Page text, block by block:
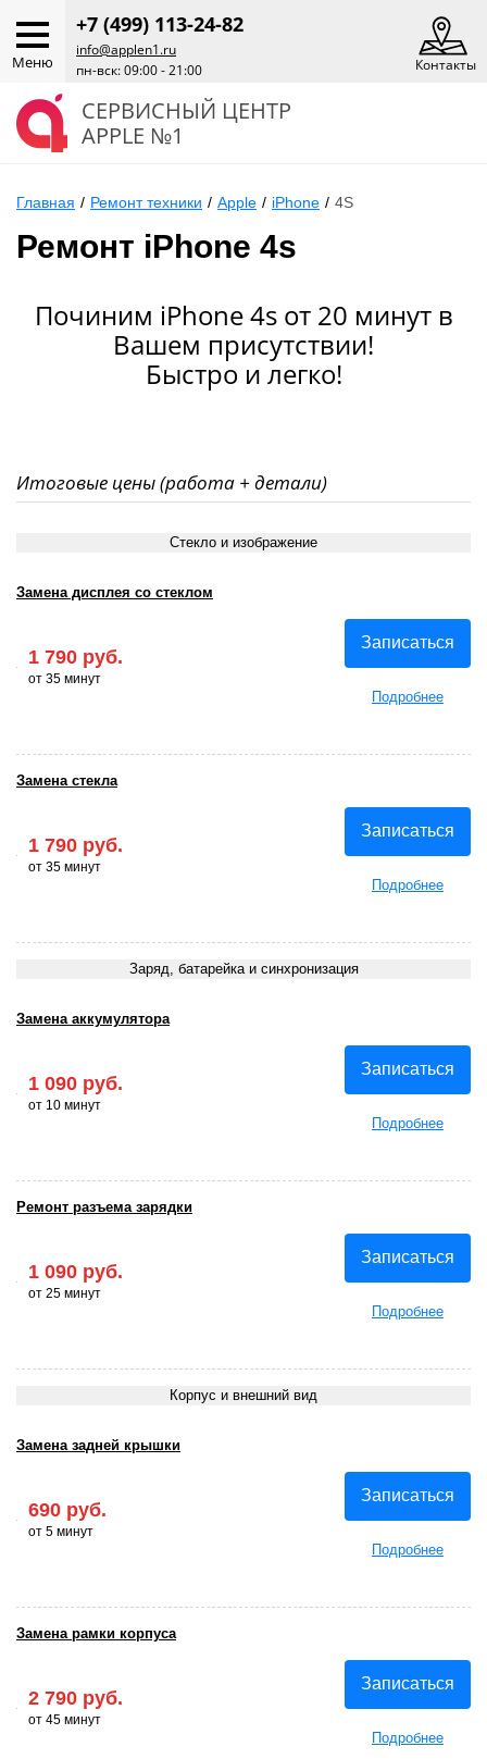
Меню
+7 (499) 113-24-82
info@applen1.ru
пн-вск: 09:00 - 21:00
Контакты
СЕРВИСНЫЙ ЦЕНТР
APPLE №1
Главная / Ремонт техники / Apple / iPhone / 4S
Ремонт iPhone 4s
Починим iPhone 4s от 20 минут в
Вашем присутствии!
Быстро и легко!
Итоговые цены (работа + детали)
Стекло и изображение
1 790 руб.
от 35 минут
Записаться
Подробнее
Замена дисплея со стеклом
1 790 руб.
от 35 минут
Записаться
Подробнее
Замена стекла
Заряд, батарейка и синхронизация
1 090 руб.
от 10 минут
Записаться
Подробнее
Замена аккумулятора
1 090 руб.
от 25 минут
Записаться
Подробнее
Ремонт разъема зарядки
Корпус и внешний вид
690 руб.
от 5 минут
Записаться
Подробнее
Замена задней крышки
2 790 руб.
от 45 минут
Записаться
Подробнее
Замена рамки корпуса